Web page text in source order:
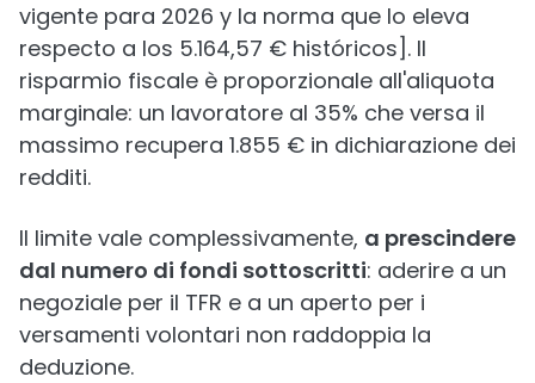
vigente para 2026 y la norma que lo eleva
respecto a los 5.164,57 € históricos]. Il
risparmio fiscale è proporzionale all'aliquota
marginale: un lavoratore al 35% che versa il
massimo recupera 1.855 € in dichiarazione dei
redditi.
Il limite vale complessivamente, a prescindere
dal numero di fondi sottoscritti: aderire a un
negoziale per il TFR e a un aperto per i
versamenti volontari non raddoppia la
deduzione.